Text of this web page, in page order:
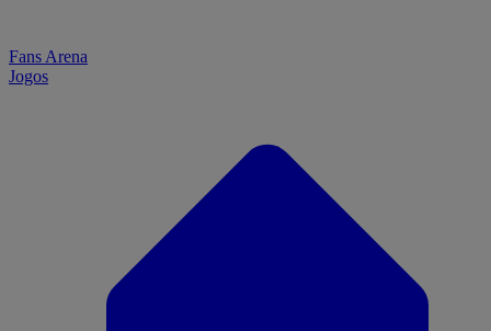
Fans Arena
Jogos